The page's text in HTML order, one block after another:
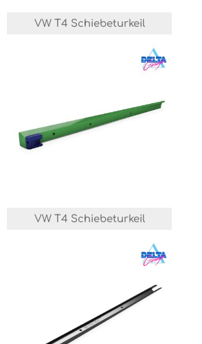
VW T4 Schiebeturkeil
VW T4 Schiebeturkeil